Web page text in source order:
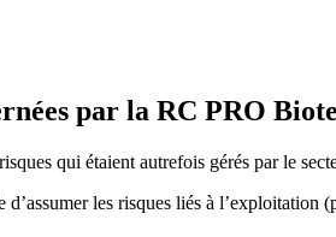
par la RC PRO
qui étaient autrefois gérés par le
les risques liés à